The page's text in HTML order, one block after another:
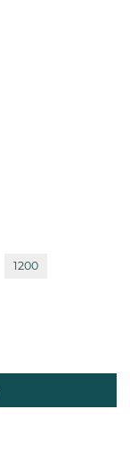
1200